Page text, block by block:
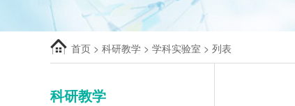
首页 > 科研教学 > 学科实验室 > 列表
科研教学